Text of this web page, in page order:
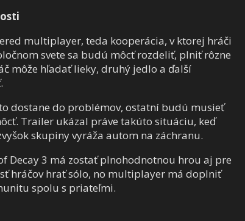
multiplayer, teda kooperácia, v ktorej hráči
svete sa budú môcť rozdeliť, plniť rôzne
môže hľadať lieky, druhý jedlo a ďalší
dostane do problémov, ostatní budú musieť
Trailer ukázal práve takúto situáciu, keď
skupiny vyráža autom na záchranu.
Decay 3 má zostať plnohodnotnou hrou aj pre
hráčov hrať sólo, no multiplayer má doplniť
spolu s priateľmi.